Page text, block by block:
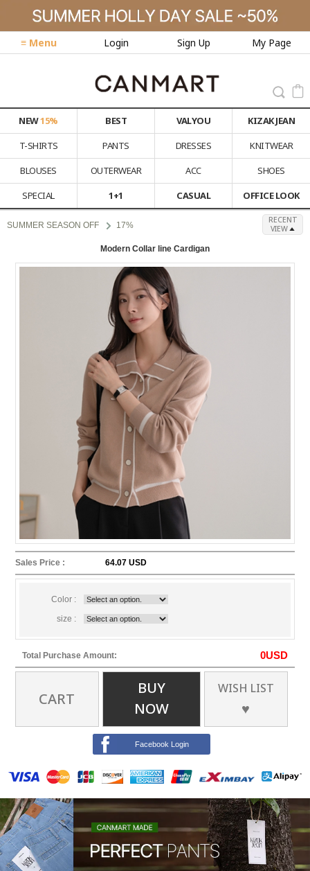
≡ Menu Login Sign Up My Page
NEW15% BEST VALYOU
KIZAK JEAN
T-SHIRTS
PANTS DRESSES
KNITWEAR
BLOUSES
OUTERWEAR ACC
SHOES
SPECIAL
1+1 CASUAL OFFICE LOOK
SUMMER SEASON OFF 17%
RECENT
VIEW
Modern Collar line Cardigan
Sales Price : 64.07 USD
Color :
size :
Total Purchase Amount: 0USD
CART
BUY
NOW
WISH LIST
♥
Facebook Login